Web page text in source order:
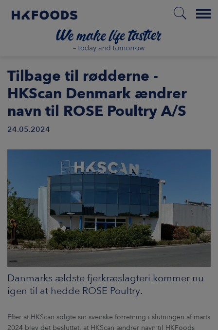
Menu
Tilbage til rødderne -
HKScan Denmark ændrer
navn til ROSE Poultry A/S
24.05.2024
Danmarks ældste fjerkræslagteri kommer nu
igen til at hedde ROSE Poultry.
Efter at HKScan solgte sin svenske forretning i slutningen af marts
2024 blev det besluttet, at HKScan ændrer navn til HKFoods